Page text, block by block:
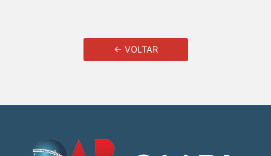
← VOLTAR